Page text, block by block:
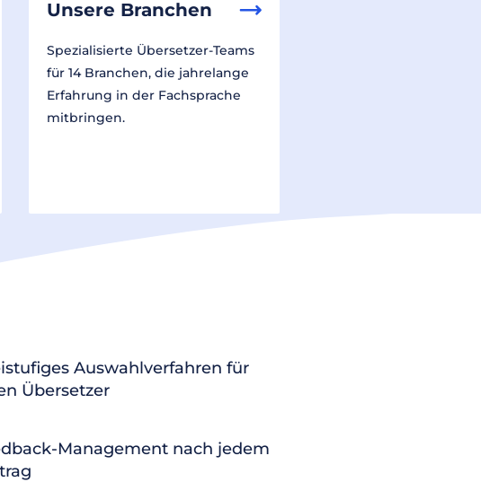
Unsere Branchen
Spezialisierte Übersetzer-Teams
für 14 Branchen, die jahrelange
Erfahrung in der Fachsprache
mitbringen.
Auswahlverfahren für
Übersetzer
Management nach jedem